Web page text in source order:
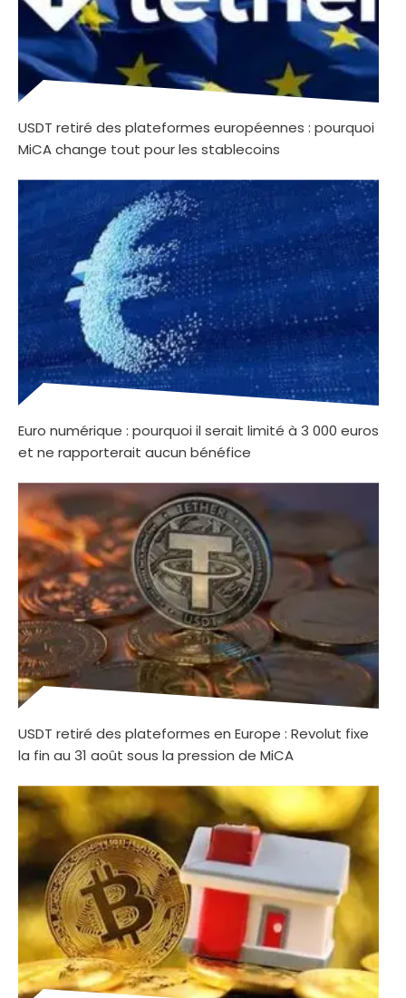
USDT retiré des plateformes européennes : pourquoi
MiCA change tout pour les stablecoins
Euro numérique : pourquoi il serait limité à 3 000 euros
et ne rapporterait aucun bénéfice
USDT retiré des plateformes en Europe : Revolut fixe
la fin au 31 août sous la pression de MiCA